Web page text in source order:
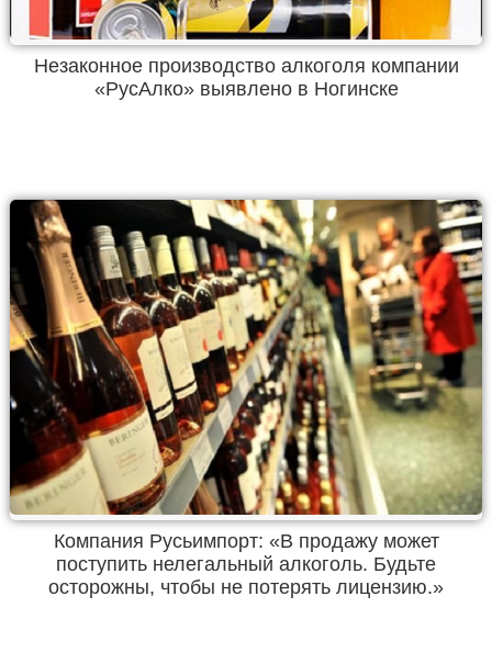
Незаконное производство алкоголя компании
«РусАлко» выявлено в Ногинске
Компания Русьимпорт: «В продажу может
поступить нелегальный алкоголь. Будьте
осторожны, чтобы не потерять лицензию.»